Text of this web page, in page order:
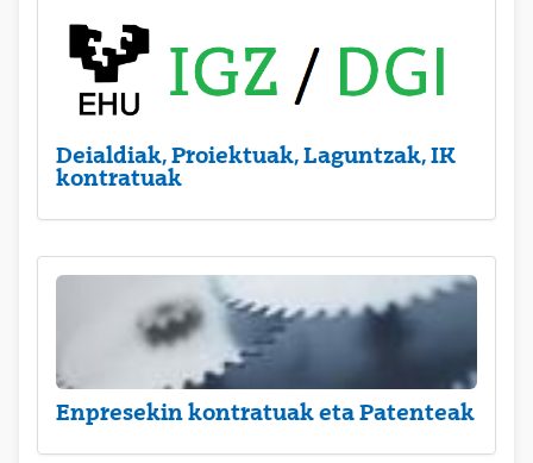
Deialdiak, Proiektuak, Laguntzak, IK
kontratuak
Enpresekin kontratuak eta Patenteak